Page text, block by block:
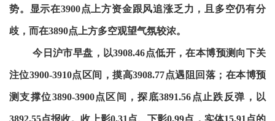
势。显示在3900点上方资金跟风追涨乏力，且多空仍有分
歧，而在3890点上方多空观望气氛较浓。
今日沪市早盘，以3908.46点低开，在本博预测向下关
注位3900-3910点区间，摸高3908.77点遇阻回落；在本博预
测支撑位3890-3900点区间，探底3891.56点止跌反弹，以